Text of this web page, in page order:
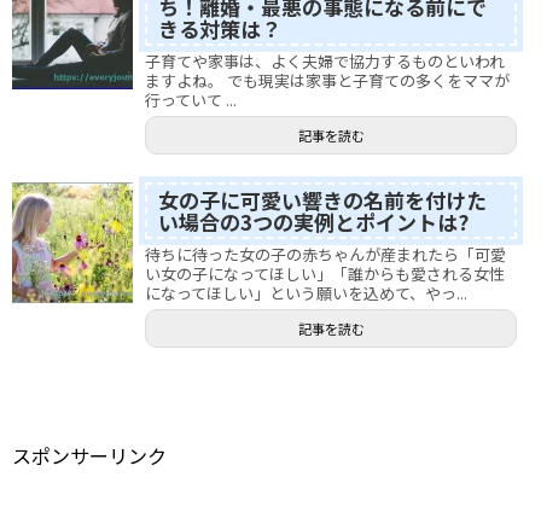
ち！離婚・最悪の事態になる前にで
きる対策は？
子育てや家事は、よく夫婦で協力するものといわれ
ますよね。 でも現実は家事と子育ての多くをママが
行っていて ...
記事を読む
女の子に可愛い響きの名前を付けた
い場合の3つの実例とポイントは?
待ちに待った女の子の赤ちゃんが産まれたら「可愛
い女の子になってほしい」「誰からも愛される女性
になってほしい」という願いを込めて、やっ...
記事を読む
スポンサーリンク